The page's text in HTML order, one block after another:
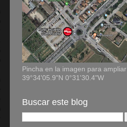
Pincha en la imagen para ampliar
39°34'05.9"N 0°31'30.4"W
Buscar este blog